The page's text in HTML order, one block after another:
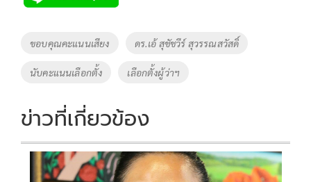
b
o
k
er y
Li
k
Tags
ขอบคุณคะแนนเสียง ดร.เอ้ สุชัชวีร์ สุวรรณสวัสดิ์
นับคะแนนเลือกตั้ง เลือกตั้งผู้ว่าฯ
ข่าวที่เกี่ยวข้อง